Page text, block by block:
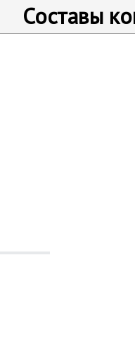
Составы